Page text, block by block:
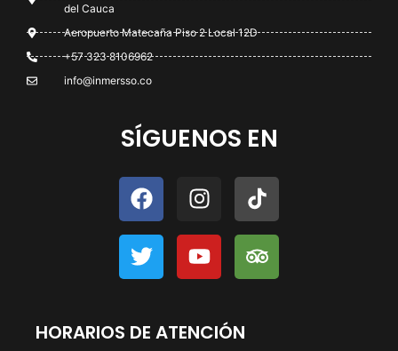
del Cauca
Aeropuerto Matecaña Piso 2 Local 12D
+57 323 8106962
info@inmersso.co
SÍGUENOS EN
HORARIOS DE ATENCIÓN